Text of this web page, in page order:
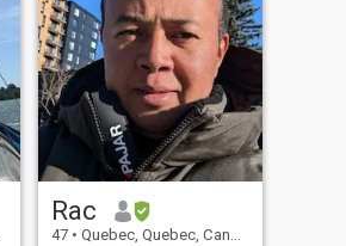
Rac
47 • Quebec, Quebec, Canadá